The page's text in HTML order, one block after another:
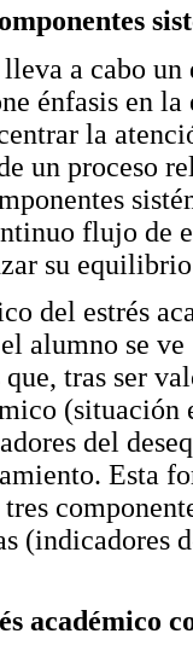
lleva a cabo
énfasis en
la
un proceso
flujo de
su
del estrés
alumno se
tras ser
(situación
del
Esta
(indicadores
académico